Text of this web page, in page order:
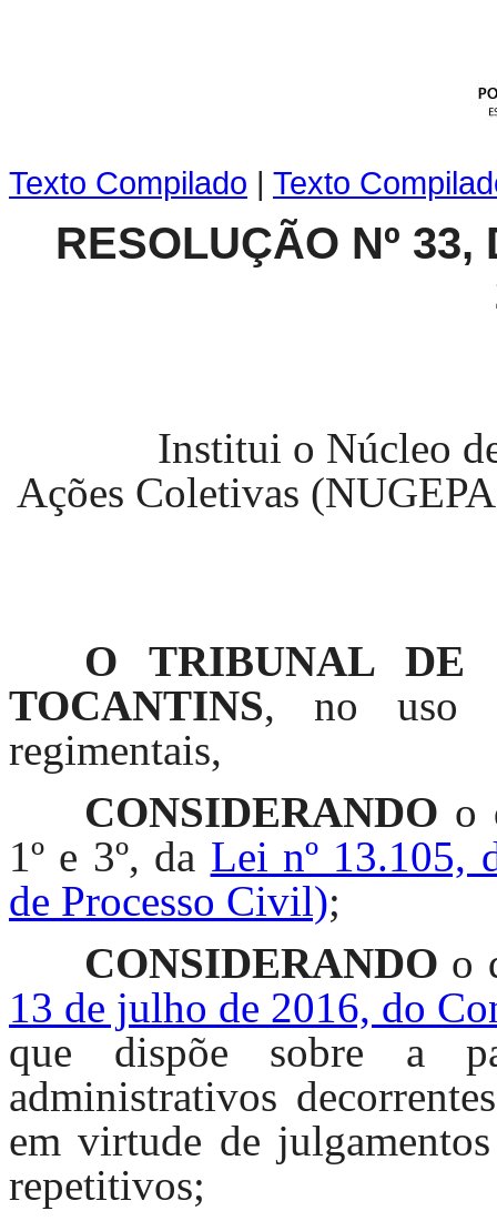
Texto Compilado | Texto
RESOLUÇÃO Nº
Institui o Núcleo
Ações Coletivas
O TRIBUNAL DE
TOCANTINS, no uso
regimentais,
CONSIDERANDO o
1º e 3º, da Lei nº 13.105,
de Processo Civil);
CONSIDERANDO o
13 de julho de 2016, do
que dispõe sobre a
administrativos
em virtude de
repetitivos;